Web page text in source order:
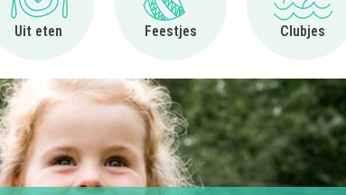
Uit eten
Ga naar Uit eten
Feestjes
Ga naar Feestjes
Clubjes
Ga